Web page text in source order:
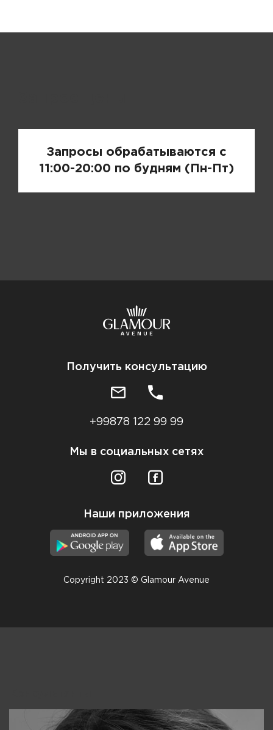
Запросы обрабатываются с
11:00-20:00 по будням (Пн-Пт)
Получить консультацию
+99878 122 99 99
Мы в социальных сетях
Наши приложения
Copyright 2023 © Glamour Avenue